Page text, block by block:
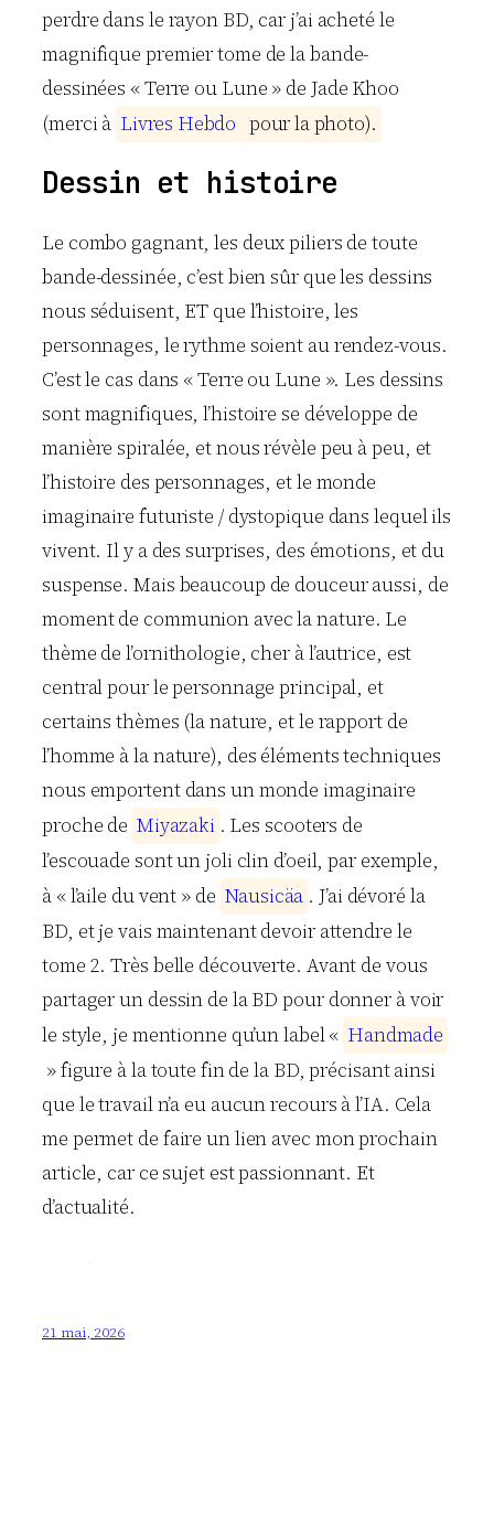
perdre dans le rayon BD, car j’ai acheté le
magnifique premier tome de la bande-
dessinées « Terre ou Lune » de Jade Khoo
(merci à Livres Hebdo pourlaphoto).
Dessin et histoire
Le combo gagnant, les deux piliers de toute
bande-dessinée, c’est bien sûr que les dessins
nous séduisent, ET que l’histoire, les
personnages, le rythme soient au rendez-vous.
C’est le cas dans « Terre ou Lune ». Les dessins
sont magnifiques, l’histoire se développe de
manière spiralée, et nous révèle peu à peu, et
l’histoire des personnages, et le monde
imaginaire futuriste / dystopique dans lequel ils
vivent. Il y a des surprises, des émotions, et du
suspense. Mais beaucoup de douceur aussi, de
moment de communion avec la nature. Le
thème de l’ornithologie, cher à l’autrice, est
central pour le personnage principal, et
certains thèmes (la nature, et le rapport de
l’homme à la nature), des éléments techniques
nous emportent dans un monde imaginaire
proche de Miyazaki . Les scooters de
l’escouade sont un joli clin d’oeil, par exemple,
à « l’aile du vent » de Nausicäa . J’ai dévoré la
BD, et je vais maintenant devoir attendre le
tome 2. Très belle découverte. Avant de vous
partager un dessin de la BD pour donner à voir
le style, je mentionne qu’un label « Handmade
» figure à la toute fin de la BD, précisant ainsi
que le travail n’a eu aucun recours à l’IA. Cela
me permet de faire un lien avec mon prochain
article, car ce sujet est passionnant. Et
d’actualité.
21 mai, 2026